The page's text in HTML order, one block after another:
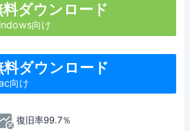
料ダウンロード
向け
料ダウンロード
向け
復旧率99.7％